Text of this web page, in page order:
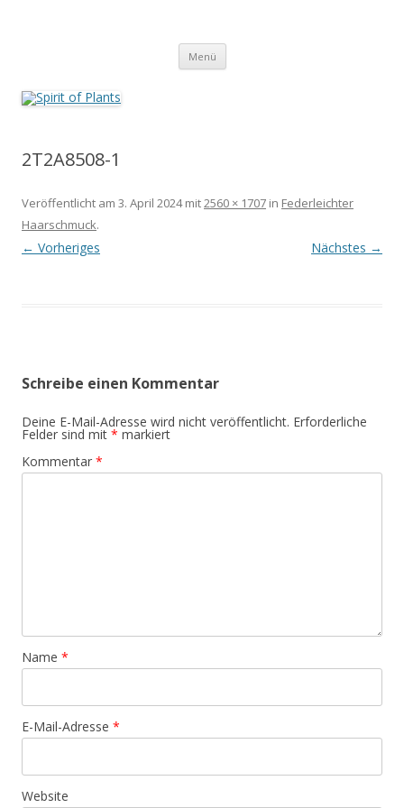
Menü
2T2A8508-1
Veröffentlicht am 3. April 2024mit2560 × 1707 in Federleichter
Haarschmuck.
← Vorheriges Nächstes →
Schreibe einen Kommentar
Deine E-Mail-Adresse wird nicht veröffentlicht. Erforderliche
Felder sind mit * markiert
Kommentar *
Name *
E-Mail-Adresse *
Website